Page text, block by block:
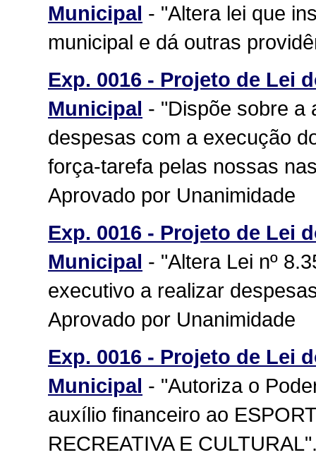
Municipal - "Altera lei que
municipal e dá outras
Exp. 0016 - Projeto de Lei
Municipal - "Dispõe sobre a
despesas com a execução
força-tarefa pelas nossas
Aprovado por Unanimidade
Exp. 0016 - Projeto de Lei
Municipal - "Altera Lei nº
executivo a realizar
Aprovado por Unanimidade
Exp. 0016 - Projeto de Lei
Municipal - "Autoriza o
auxílio financeiro ao
RECREATIVA E